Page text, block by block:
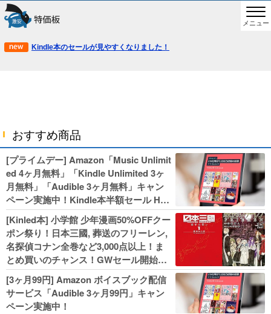
メニュー
Kindle本のセールが見やすくなりました！
おすすめ商品
[プライムデー] Amazon「Music Unlimit
ed 4ヶ月無料」「Kindle Unlimited 3ヶ
月無料」「Audible 3ヶ月無料」キャン
ペーン実施中！Kindle本半額セール HU
NTER×HUNTERなど集英社、無職転生,
幼女戦記などKADOKAWA、キャプテン
翼100円セールも！
[Kinled本] 小学館 少年漫画50%OFFクー
ポン祭り！日本三國, 葬送のフリーレン,
名探偵コナン全巻など3,000点以上！ま
とめ買いのチャンス！GWセール開始！
人気コミック多数 カドカワ祭やIT関連本
がセールに！
[3ヶ月99円] Amazon ボイスブック配信
サービス「Audible 3ヶ月99円」キャン
ペーン実施中！